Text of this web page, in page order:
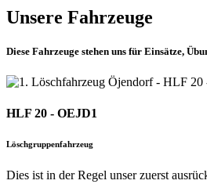
Unsere Fahrzeuge
Diese Fahrzeuge stehen uns für Einsätze,
HLF 20 - OEJD1
Löschgruppenfahrzeug
Dies ist in der Regel unser zuerst